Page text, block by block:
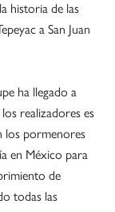
historia de las
a San Juan
ha llegado a
realizadores es
los pormenores
en México para
de
todas las